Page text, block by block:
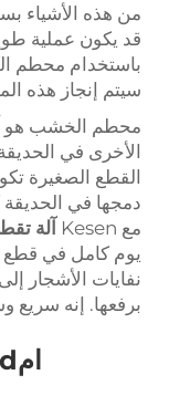
من هذه الأشياء
قد يكون عملية
سيتم إنجاز هذه
محطم الخشب هو
الأخرى في
القطع الصغيرة
دمجها في الحديقة
مع Kesen
آلة
يوم كامل في قطع
نفايات الأشجار
برفعها. إنه سريع